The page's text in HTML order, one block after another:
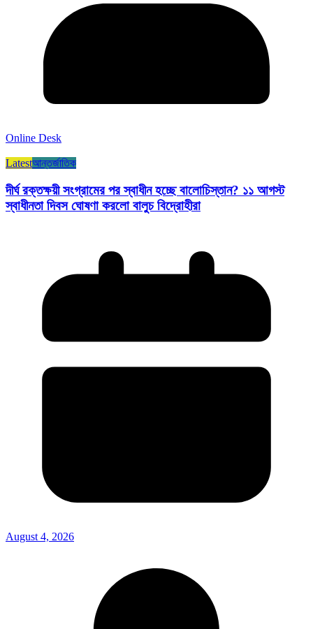
Online Desk
Latestআন্তর্জাতিক
দীর্ঘ রক্তক্ষয়ী সংগ্রামের পর স্বাধীন হচ্ছে বালোচিস্তান? ১১ আগস্ট
স্বাধীনতা দিবস ঘোষণা করলো বালুচ বিদ্রোহীরা
August 4, 2026